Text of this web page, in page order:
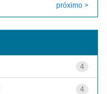
próximo >
4
4